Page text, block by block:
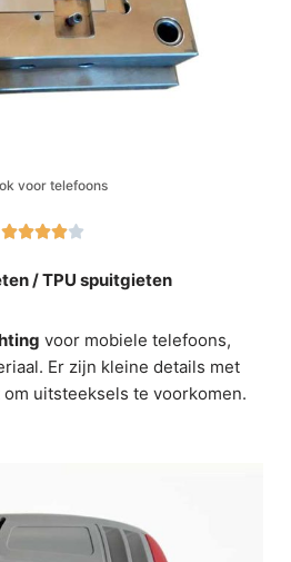
voor telefoons

/ TPU spuitgieten
voor mobiele telefoons,
Er zijn kleine details met
uitsteeksels te voorkomen.